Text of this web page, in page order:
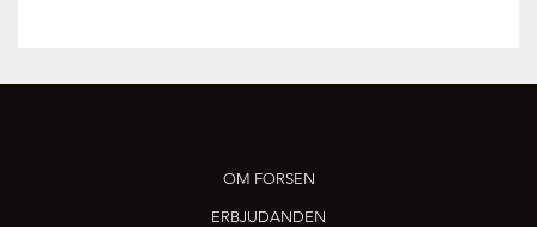
OM FORSEN
ERBJUDANDEN